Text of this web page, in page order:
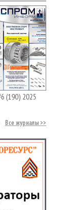
(190) 2025
Все журналы